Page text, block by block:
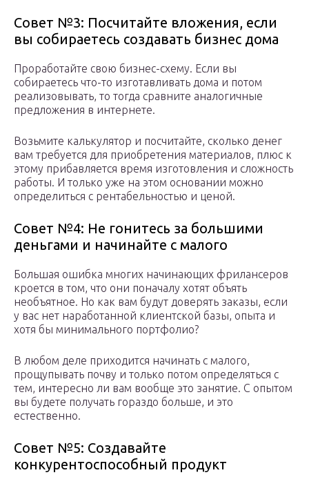
Совет №3: Посчитайте вложения, если
вы собираетесь создавать бизнес дома
Проработайте свою бизнес-схему. Если вы
собираетесь что-то изготавливать дома и потом
реализовывать, то тогда сравните аналогичные
предложения в интернете.
Возьмите калькулятор и посчитайте, сколько денег
вам требуется для приобретения материалов, плюс к
этому прибавляется время изготовления и сложность
работы. И только уже на этом основании можно
определиться с рентабельностью и ценой.
Совет №4: Не гонитесь за большими
деньгами и начинайте с малого
Большая ошибка многих начинающих фрилансеров
кроется в том, что они поначалу хотят объять
необъятное. Но как вам будут доверять заказы, если
у вас нет наработанной клиентской базы, опыта и
хотя бы минимального портфолио?
В любом деле приходится начинать с малого,
прощупывать почву и только потом определяться с
тем, интересно ли вам вообще это занятие. С опытом
вы будете получать гораздо больше, и это
естественно.
Совет №5: Создавайте
конкурентоспособный продукт